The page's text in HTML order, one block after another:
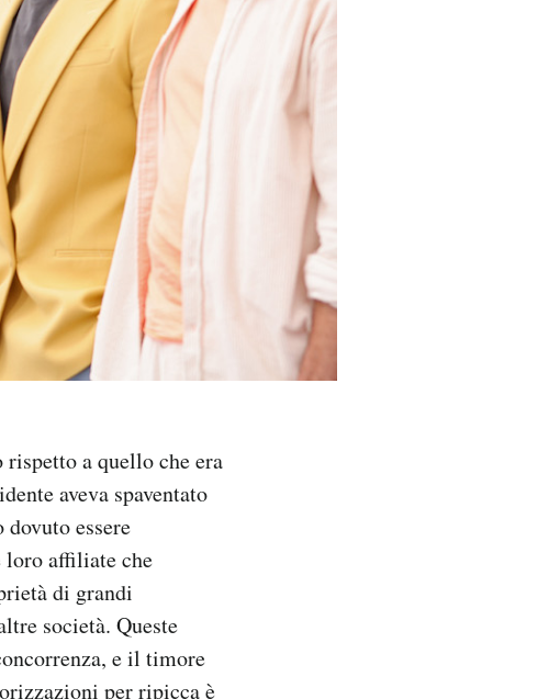
a quello che era
aveva spaventato
essere
loro affiliate che
di grandi
società. Queste
e il timore
per ripicca è